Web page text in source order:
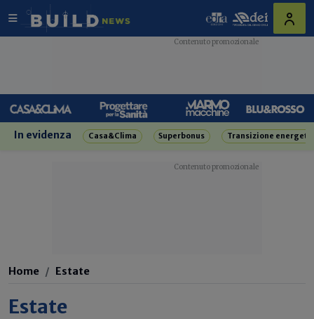
In evidenza Casa&Clima Superbonus Transizione
Home Estate
Estate